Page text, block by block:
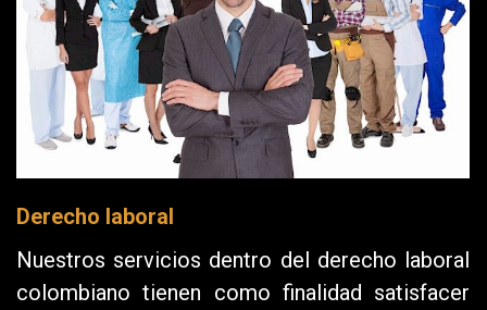
Derecho laboral
Nuestros servicios dentro del derecho laboral
colombiano tienen como finalidad satisfacer